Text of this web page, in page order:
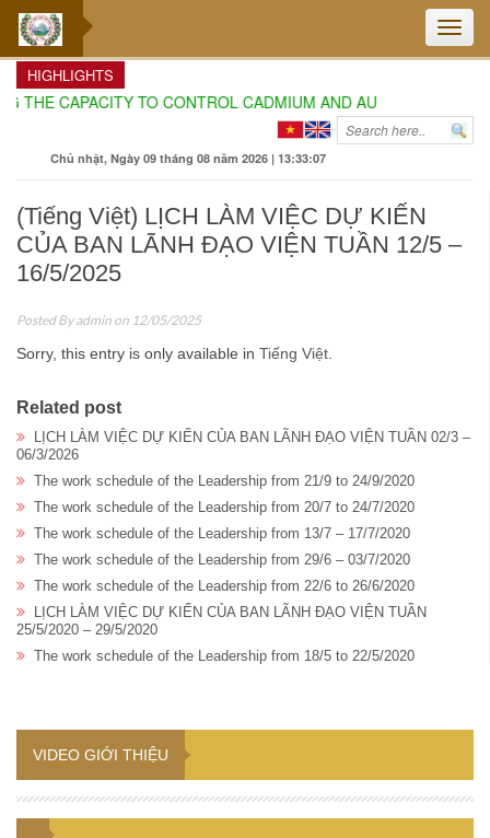
Toggle
HIGHLIGHTS
THE CAPACITY TO CONTROL CADMIUM AND AURAMIN O IN
Chủ nhật, Ngày 09 tháng 08 năm 2026 | 13:33:08
(Tiếng Việt) LỊCH LÀM VIỆC DỰ KIẾN
CỦA BAN LÃNH ĐẠO VIỆN TUẦN 12/5 –
16/5/2025
Posted Byadmin on 12/05/2025
Sorry, this entry is only available in Tiếng Việt
Related post
LỊCH LÀM VIỆC DỰ KIẾN CỦA BAN LÃNH ĐẠO VIỆN TUẦN 02/3 –
06/3/2026
The work schedule of the Leadership from 21/9 to 24/9/2020
The work schedule of the Leadership from 20/7 to 24/7/2020
The work schedule of the Leadership from 13/7 – 17/7/2020
The work schedule of the Leadership from 29/6 – 03/7/2020
The work schedule of the Leadership from 22/6 to 26/6/2020
LỊCH LÀM VIỆC DỰ KIẾN CỦA BAN LÃNH ĐẠO VIỆN TUẦN
25/5/2020 – 29/5/2020
The work schedule of the Leadership from 18/5 to 22/5/2020
VIDEO GIỚI THIỆU